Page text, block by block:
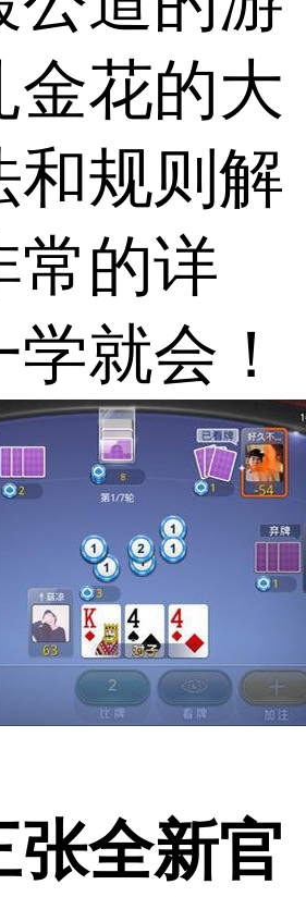
金花的大
和规则解
常的详
就会！
张全新官